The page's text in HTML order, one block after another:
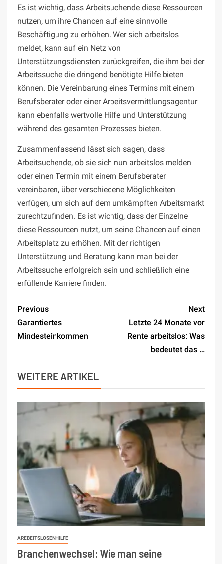
Es ist wichtig, dass Arbeitsuchende diese Ressourcen
nutzen, um ihre Chancen auf eine sinnvolle
Beschäftigung zu erhöhen. Wer sich arbeitslos
meldet, kann auf ein Netz von
Unterstützungsdiensten zurückgreifen, die ihm bei der
Arbeitssuche die dringend benötigte Hilfe bieten
können. Die Vereinbarung eines Termins mit einem
Berufsberater oder einer Arbeitsvermittlungsagentur
kann ebenfalls wertvolle Hilfe und Unterstützung
während des gesamten Prozesses bieten.
Zusammenfassend lässt sich sagen, dass
Arbeitsuchende, ob sie sich nun arbeitslos melden
oder einen Termin mit einem Berufsberater
vereinbaren, über verschiedene Möglichkeiten
verfügen, um sich auf dem umkämpften Arbeitsmarkt
zurechtzufinden. Es ist wichtig, dass der Einzelne
diese Ressourcen nutzt, um seine Chancen auf einen
Arbeitsplatz zu erhöhen. Mit der richtigen
Unterstützung und Beratung kann man bei der
Arbeitssuche erfolgreich sein und schließlich eine
erfüllende Karriere finden.
Previous
Garantiertes
Mindesteinkommen
Next
Letzte 24 Monate vor
Rente arbeitslos: Was
bedeutet das …
WEITERE ARTIKEL
AREBEITSLOSENHILFE
Branchenwechsel: Wie man seine